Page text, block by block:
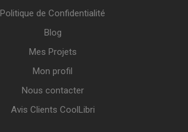
Politique de Confidentialité
Blog
Mes Projets
Mon profil
Nous contacter
Avis Clients CoolLibri